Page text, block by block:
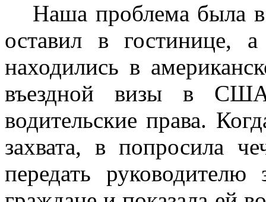
Наша проблема была
оставил в гостинице,
находились в
въездной визы в
водительские права.
захвата, в попросила
передать